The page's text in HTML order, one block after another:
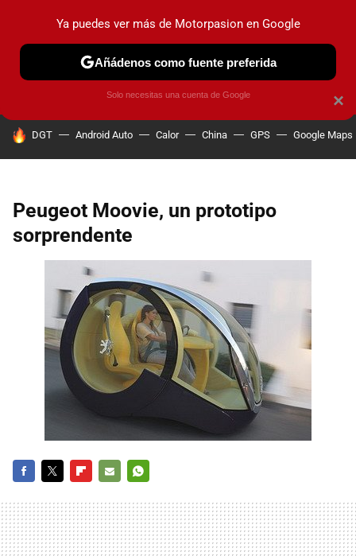
PRUEBAS COCHES ELÉCTRICOS OBSERVATORIO
HOY SE HABLA DE
DGT Android Auto Calor China GPS Google Maps
Peugeot Moovie, un prototipo
sorprendente
MAIL
×
Ya puedes ver más de Motorpasion en Google
Añádenos como fuente preferida
Solo necesitas una cuenta de Google